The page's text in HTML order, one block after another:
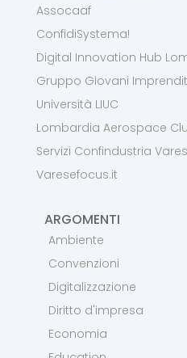
Assocaaf
ConfidiSystema!
Digital Innovation Hub
Gruppo Giovani
Università LIUC
Lombardia Aerospace
Servizi Confindustria
Varesefocus.it
ARGOMENTI
Ambiente
Convenzioni
Digitalizzazione
Diritto d'impresa
Economia